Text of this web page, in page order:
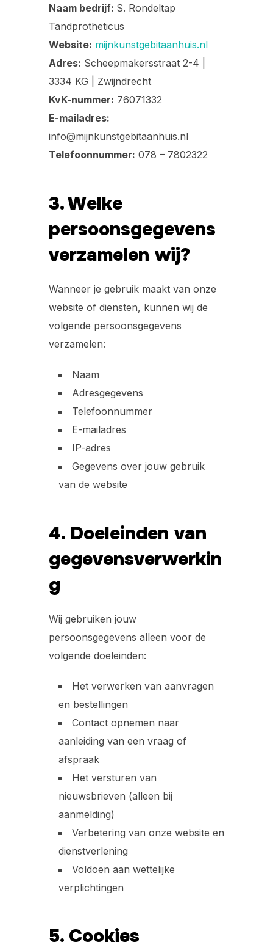
Naam bedrijf: S. Rondeltap
Tandprotheticus
Website: mijnkunstgebitaanhuis.nl
Adres: Scheepmakersstraat 2-4 |
3334 KG | Zwijndrecht
KvK-nummer: 76071332
E-mailadres:
info@mijnkunstgebitaanhuis.nl
Telefoonnummer: 078 – 7802322
3. Welke
persoonsgegevens
verzamelen wij?
Wanneer je gebruik maakt van onze
website of diensten, kunnen wij de
volgende persoonsgegevens
verzamelen:
Naam
Adresgegevens
Telefoonnummer
E-mailadres
IP-adres
Gegevens over jouw gebruik
van de website
4. Doeleinden van
gegevensverwerkin
g
Wij gebruiken jouw
persoonsgegevens alleen voor de
volgende doeleinden:
Het verwerken van aanvragen
en bestellingen
Contact opnemen naar
aanleiding van een vraag of
afspraak
Het versturen van
nieuwsbrieven (alleen bij
aanmelding)
Verbetering van onze website en
dienstverlening
Voldoen aan wettelijke
verplichtingen
5. Cookies